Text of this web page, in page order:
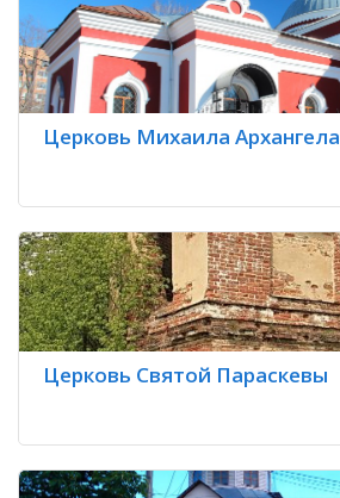
Церковь Михаила Архангела
Церковь Святой Параскевы